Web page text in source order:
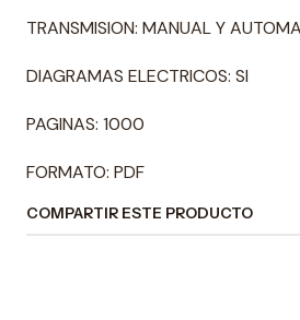
TRANSMISION: MANUAL Y
DIAGRAMAS ELECTRICOS: SI
PAGINAS: 1000
FORMATO: PDF
COMPARTIR ESTE PRODUCTO